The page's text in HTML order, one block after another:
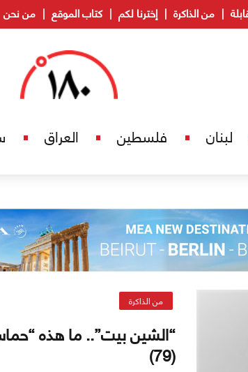
من الذاكرة إخترنا لكم كتاب الموقع من نحن
لبنان فلسطين العراق
من الذاكرة
“الشين بيت”.. ما هذه
(79)